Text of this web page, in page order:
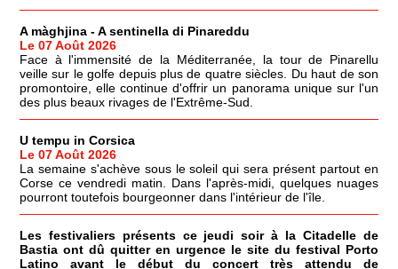
A màghjina - A sentinella di Pinareddu
Le 07 Août 2026
Face à l'immensité de la Méditerranée, la tour de Pinarellu
veille sur le golfe depuis plus de quatre siècles. Du haut de son
promontoire, elle continue d'offrir un panorama unique sur l'un
des plus beaux rivages de l'Extrême-Sud.
U tempu in Corsica
Le 07 Août 2026
La semaine s'achève sous le soleil qui sera présent partout en
Corse ce vendredi matin. Dans l'après-midi, quelques nuages
pourront toutefois bourgeonner dans l'intérieur de l'île.
Les festivaliers présents ce jeudi soir à la Citadelle de
Bastia ont dû quitter en urgence le site du festival Porto
Latino avant le début du concert très attendu de